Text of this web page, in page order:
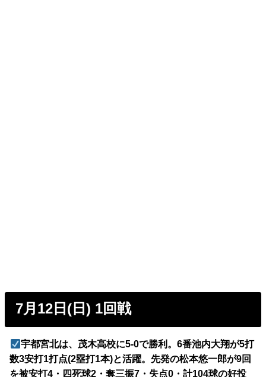
7月12日(日) 1回戦
宇都宮北は、茂木高校に5-0で勝利。6番池内大翔が5打
数3安打1打点(2塁打1本)と活躍。先発の松本悠一郎が9回
を被安打4・四死球2・奪三振7・失点0・計104球の好投